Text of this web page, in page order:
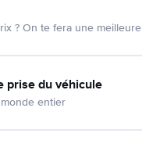
? On te fera une
prise du véhicule
entier